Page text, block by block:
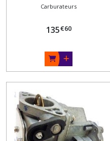
MOTEURS YAMAHA 3A
Carburateurs
135€60